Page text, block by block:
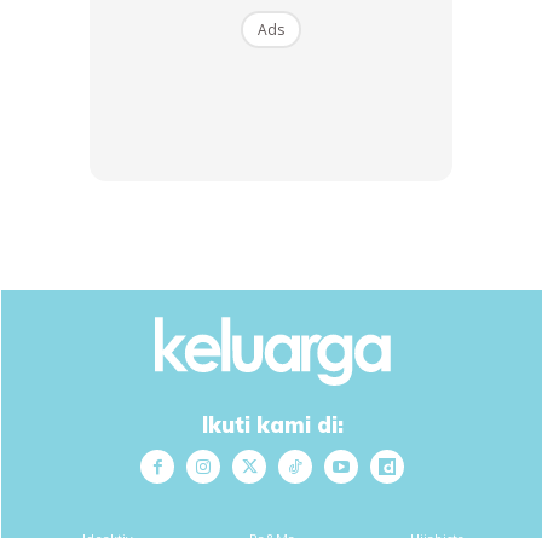
dokumentari di televisyen, rancangan bermanfaat dan
sentiasa timbulkan fikiran yang kritis dengan bertanyakan
Ads
Ads
Ikuti kami di: